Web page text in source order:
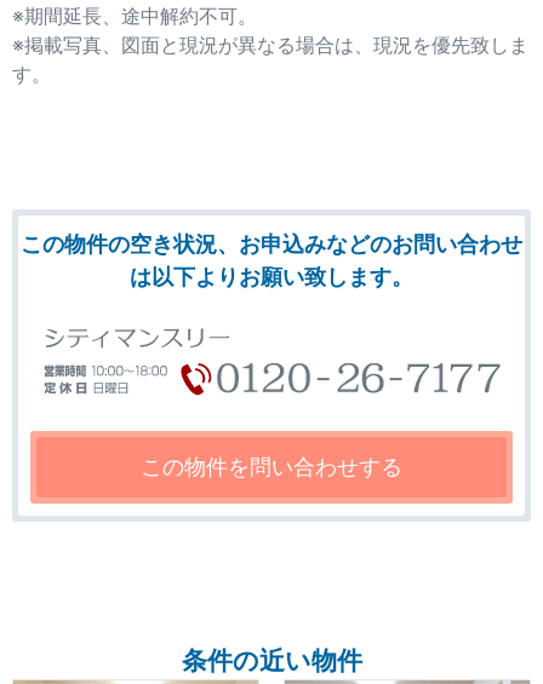
※期間延長、途中解約不可。
※掲載写真、図面と現況が異なる場合は、現況を優先致しま
す。
この物件の空き状況、お申込みなどのお問い合わせ
は以下よりお願い致します。
条件の近い物件